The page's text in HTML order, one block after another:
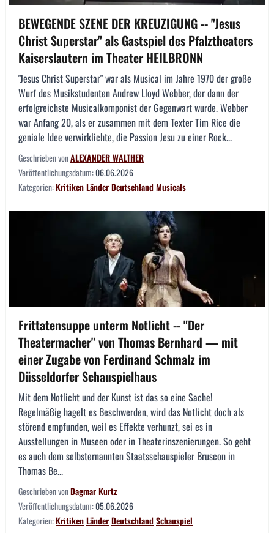
BEWEGENDE SZENE DER KREUZIGUNG -- "Jesus
Christ Superstar" als Gastspiel des Pfalztheaters
Kaiserslautern im Theater HEILBRONN
"Jesus Christ Superstar" war als Musical im Jahre 1970 der große
Wurf des Musikstudenten Andrew Lloyd Webber, der dann der
erfolgreichste Musicalkomponist der Gegenwart wurde. Webber
war Anfang 20, als er zusammen mit dem Texter Tim Rice die
geniale Idee verwirklichte, die Passion Jesu zu einer Rock...
Geschrieben vonALEXANDER WALTHER
Veröffentlichungsdatum:06.06.2026
Kategorien:KritikenLänderDeutschlandMusicals
Frittatensuppe unterm Notlicht -- "Der
Theatermacher" von Thomas Bernhard — mit
einer Zugabe von Ferdinand Schmalz im
Düsseldorfer Schauspielhaus
Mit dem Notlicht und der Kunst ist das so eine Sache!
Regelmäßig hagelt es Beschwerden, wird das Notlicht doch als
störend empfunden, weil es Effekte verhunzt, sei es in
Ausstellungen in Museen oder in Theaterinszenierungen. So geht
es auch dem selbsternannten Staatsschauspieler Bruscon in
Thomas Be...
Geschrieben vonDagmar Kurtz
Veröffentlichungsdatum:05.06.2026
Kategorien:KritikenLänderDeutschlandSchauspiel